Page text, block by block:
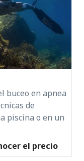
buceo en apnea
de
piscina o en un
el precio